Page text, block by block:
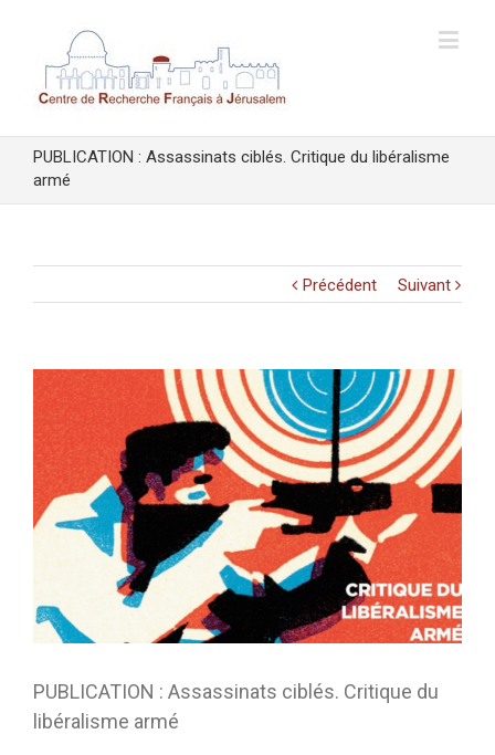
PUBLICATION : Assassinats ciblés. Critique du libéralisme
armé
Précédent Suivant
Voir
l'image
agrandie
PUBLICATION : Assassinats ciblés. Critique du
libéralisme armé